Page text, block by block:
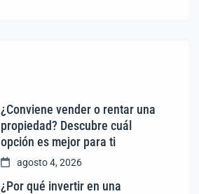
¿Conviene vender o rentar una
propiedad? Descubre cuál
opción es mejor para ti
agosto 4, 2026
¿Por qué invertir en una